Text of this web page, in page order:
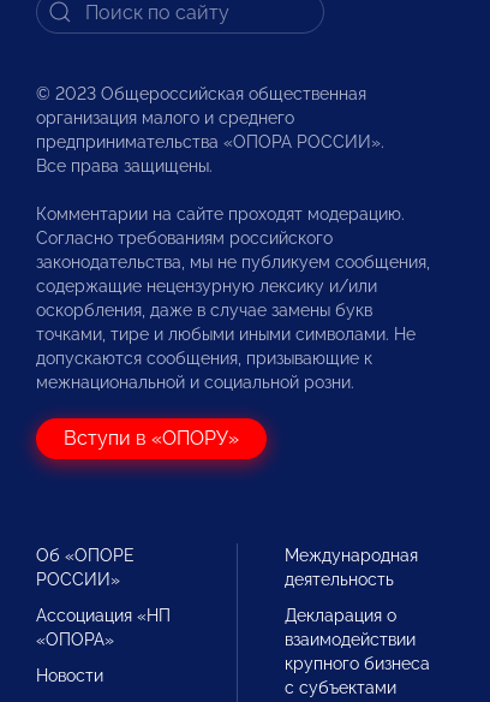
© 2023 Общероссийская общественная
организация малого и среднего
предпринимательства «ОПОРА РОССИИ».
Все права защищены.
Комментарии на сайте проходят модерацию.
Согласно требованиям российского
законодательства, мы не публикуем сообщения,
содержащие нецензурную лексику и/или
оскорбления, даже в случае замены букв
точками, тире и любыми иными символами. Не
допускаются сообщения, призывающие к
межнациональной и социальной розни.
Вступи в «ОПОРУ»
Об «ОПОРЕ
РОССИИ»
Ассоциация «НП
«ОПОРА»
Новости
Международная
деятельность
Декларация о
взаимодействии
крупного бизнеса
с субъектами